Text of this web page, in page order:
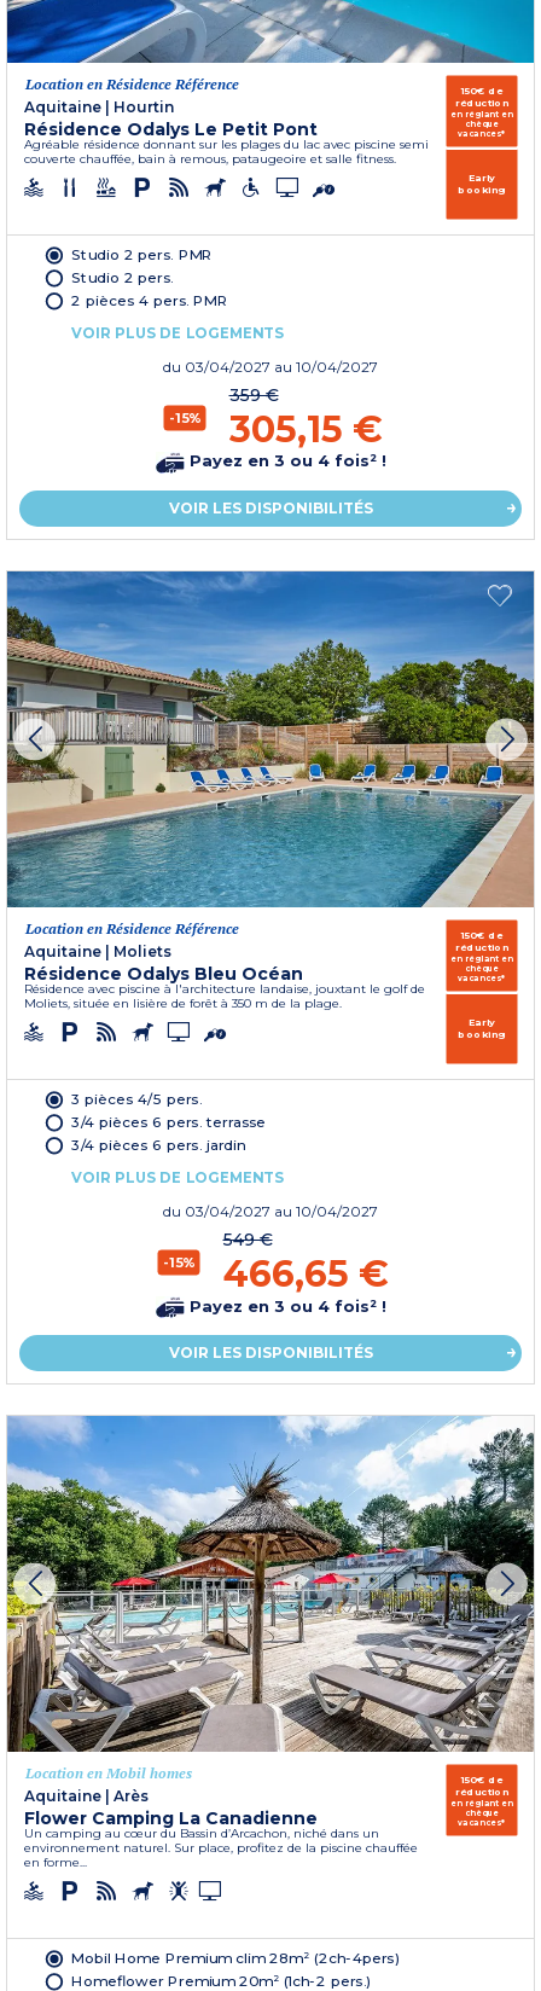
Location en Résidence Référence
Aquitaine
Hourtin
Résidence Odalys Le Petit Pont
Agréable résidence donnant sur les plages du lac avec piscine semi
couverte chauffée, bain à remous, pataugeoire et salle fitness.
150€ de
réduction
en réglant en
chèque
vacances*
Early
booking
Studio 2 pers. PMR
Studio 2 pers.
2 pièces 4 pers. PMR
VOIR PLUS DE LOGEMENTS
du 03/04/2027 au 10/04/2027
-15%
359 €
305,15 €
Payez en 3 ou 4 fois² !
VOIR LES DISPONIBILITÉS
Location en Résidence Référence
Aquitaine
Moliets
Résidence Odalys Bleu Océan
Résidence avec piscine à l'architecture landaise, jouxtant le golf de
Moliets, située en lisière de forêt à 350 m de la plage.
150€ de
réduction
en réglant en
chèque
vacances*
Early
booking
3 pièces 4/5 pers.
3/4 pièces 6 pers. terrasse
3/4 pièces 6 pers. jardin
VOIR PLUS DE LOGEMENTS
du 03/04/2027 au 10/04/2027
-15%
549 €
466,65 €
Payez en 3 ou 4 fois² !
VOIR LES DISPONIBILITÉS
Location en Mobil homes
Aquitaine
Arès
Flower Camping La Canadienne
Un camping au cœur du Bassin d’Arcachon, niché dans un
environnement naturel. Sur place, profitez de la piscine chauffée
en forme...
150€ de
réduction
en réglant en
chèque
vacances*
Mobil Home Premium clim 28m² (2ch-4pers)
Homeflower Premium 20m² (1ch-2 pers.)